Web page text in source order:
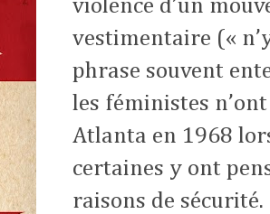
violence d’un
vestimentaire («
phrase souvent
les féministes
Atlanta en 1968
certaines y ont
raisons de